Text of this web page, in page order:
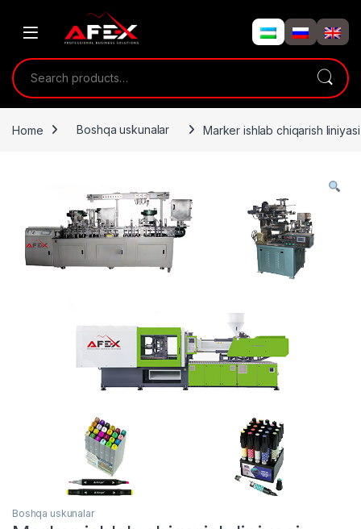
Search for:
Home Boshqa uskunalar Marker ishlab chiqarish liniyasi
Boshqa uskunalar